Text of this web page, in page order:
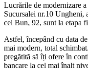
Lucrările de modernizare
Sucursalei nr.10 Ungheni,
cel Bun, 92, sunt la etapa
Astfel, începând cu data de
mai modern, total
pregătită să îți ofere în
bancare la cel mai înalt